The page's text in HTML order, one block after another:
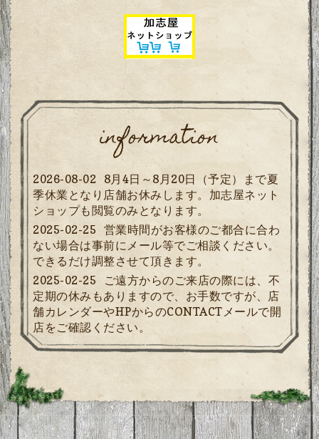
information
2026-08-02 8月4日～8月20日（予定）まで夏
季休業となり店舗お休みします。加志屋ネット
ショップも閲覧のみとなります。
2025-02-25 営業時間がお客様のご都合に合わ
ない場合は事前にメール等でご相談ください。
できるだけ調整させて頂きます。
2025-02-25 ご遠方からのご来店の際には、不
定期の休みもありますので、お手数ですが、店
舗カレンダーやHPからのCONTACTメールで開
店をご確認ください。